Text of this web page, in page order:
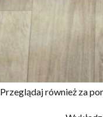
Przeglądaj również za